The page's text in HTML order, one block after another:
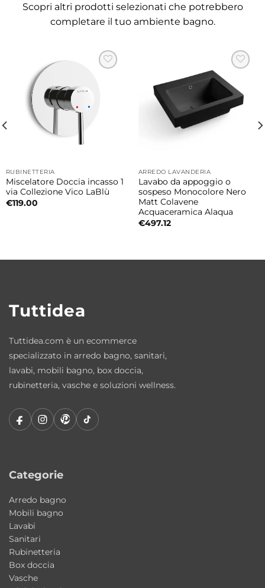
Bianco Matt
Grigio Matt
Ceramica resistente e di alta qualità
La ceramica Galassia garantisce resistenza,
igiene, facilità di pulizia e lunga durata nel
tempo.
Dimensioni lavabo
Made in Italy
La collezione Smart B è realizzata in Italia
sinonimo di qualità produttiva, innovazione e
Brand: Galassia
Installazione: da appoggio
Dimensioni: 45x45xH11 cm
Finiture disponibili: Bianco, Bianco Matt,
Nero Matt, Grigio Matt, Sabbia
Una soluzione compatta e funzionale che
combina design contemporaneo, praticità e
qualità ceramica Made in Italy, ideale per
bagni moderni e spazi ridotti.
Scopri altri prodotti selezionati che potrebbero
completare il tuo ambiente bagno.
RUBINETTERIA
Miscelatore Doccia incasso 1
via Collezione Vico LaBlù
€119.00
ARREDO LAVANDERIA
Lavabo da appoggio o
sospeso Monocolore Nero
Matt Colavene
Acquaceramica Alaqua
€497.12
Tuttidea
Tuttidea.com è un ecommerce
specializzato in arredo bagno, sanitari,
lavabi, mobili bagno, box doccia,
rubinetteria, vasche e soluzioni wellness.
Categorie
Arredo bagno
Mobili bagno
Lavabi
Sanitari
Rubinetteria
Box doccia
Vasche